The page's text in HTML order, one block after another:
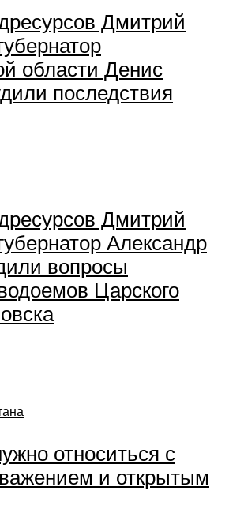
Дмитрий
области Денис
последствия
Дмитрий
Александр
вопросы
Царского
относиться с
и открытым